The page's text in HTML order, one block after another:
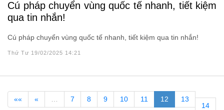
Cú pháp chuyển vùng quốc tế nhanh, tiết kiệm
qua tin nhắn!
Cú pháp chuyển vùng quốc tế nhanh, tiết kiệm qua tin nhắn!
Thứ Tư 19/02/2025 14:21
«« « … 7 8 9 10 11 12
13
14